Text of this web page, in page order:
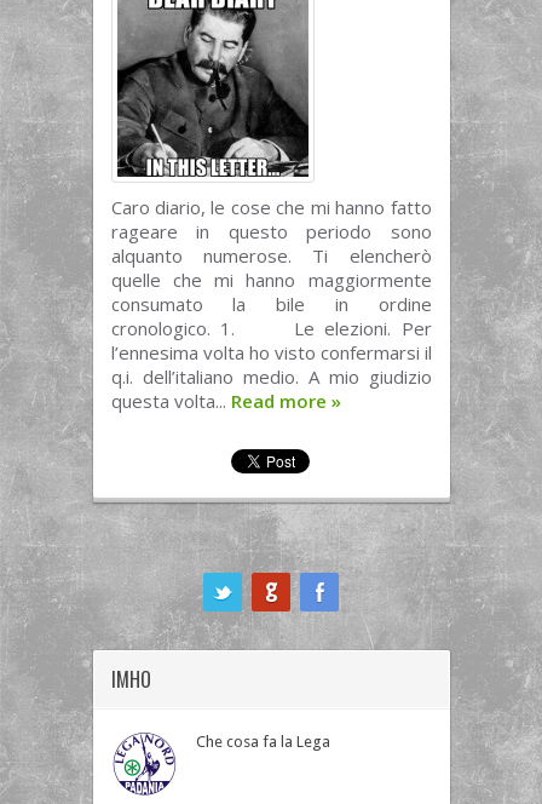
Caro diario, le cose che mi hanno fatto
rageare in questo periodo sono
alquanto numerose. Ti elencherò
quelle che mi hanno maggiormente
consumato la bile in ordine
cronologico. 1. Le elezioni. Per
l’ennesima volta ho visto confermarsi il
q.i. dell’italiano medio. A mio giudizio
questa volta... Read more »
IMHO
Che cosa fa la Lega